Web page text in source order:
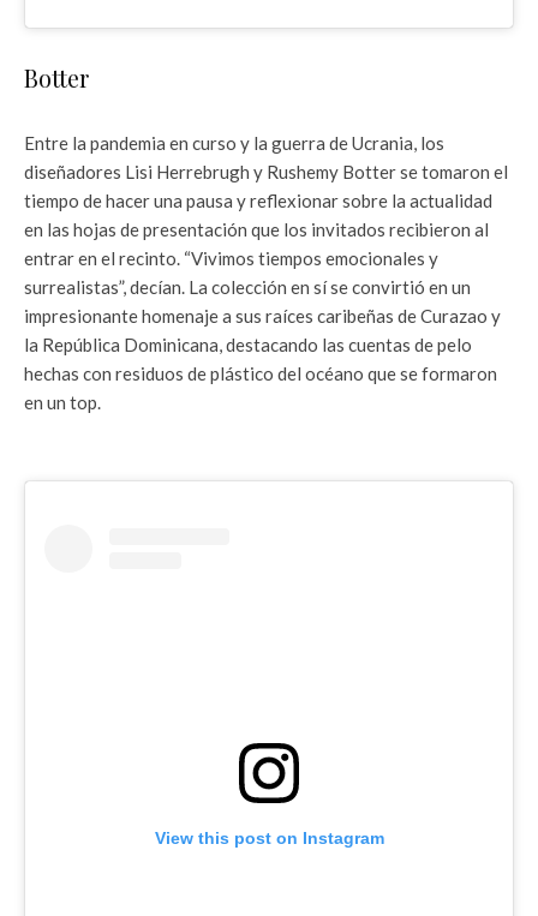
Botter
Entre la pandemia en curso y la guerra de Ucrania, los
diseñadores Lisi Herrebrugh y Rushemy Botter se tomaron el
tiempo de hacer una pausa y reflexionar sobre la actualidad
en las hojas de presentación que los invitados recibieron al
entrar en el recinto. “Vivimos tiempos emocionales y
surrealistas”, decían. La colección en sí se convirtió en un
impresionante homenaje a sus raíces caribeñas de Curazao y
la República Dominicana, destacando las cuentas de pelo
hechas con residuos de plástico del océano que se formaron
en un top.
View this post on Instagram